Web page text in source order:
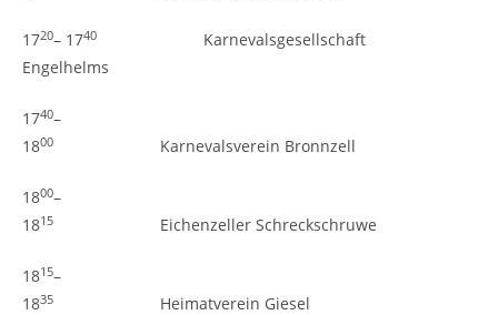
1720– 1740
Karnevalsgesellschaft
Engelhelms
1740–
1800 Karnevalsverein Bronnzell
1800–
1815 Eichenzeller Schreckschruwe
1815–
1835 Heimatverein Giesel